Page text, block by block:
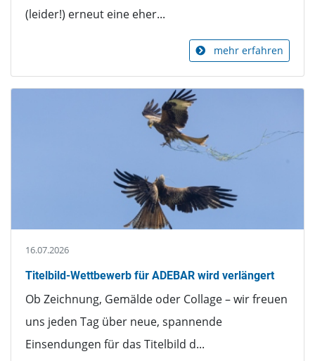
(leider!) erneut eine eher...
mehr erfahren
16.07.2026
Titelbild-Wettbewerb für ADEBAR wird verlängert
Ob Zeichnung, Gemälde oder Collage – wir freuen
uns jeden Tag über neue, spannende
Einsendungen für das Titelbild d...